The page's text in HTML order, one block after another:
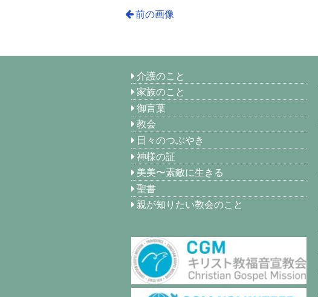
前の画像
介護のこと
家族のこと
御言葉
教会
日々のつぶやき
神様の証
美美〜素敵に生きる
聖書
親が知りたい教会のこと